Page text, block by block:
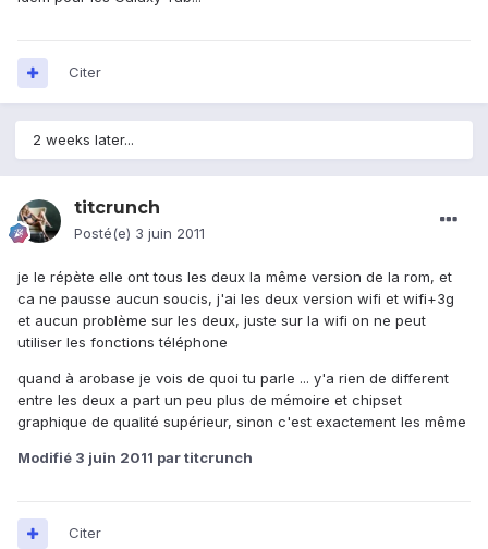
Citer
2 weeks later...
titcrunch
Posté(e) 3 juin 2011
je le répète elle ont tous les deux la même version de la rom, et
ca ne pausse aucun soucis, j'ai les deux version wifi et wifi+3g
et aucun problème sur les deux, juste sur la wifi on ne peut
utiliser les fonctions téléphone
quand à arobase je vois de quoi tu parle ... y'a rien de different
entre les deux a part un peu plus de mémoire et chipset
graphique de qualité supérieur, sinon c'est exactement les même
Modifié 3 juin 2011 par titcrunch
Citer